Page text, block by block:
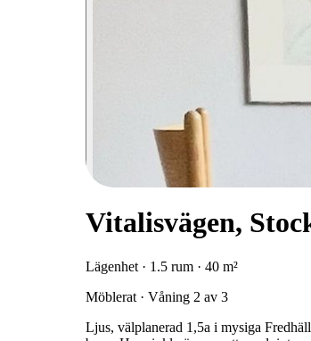
Vitalisvägen,
Lägenhet · 1.5 rum · 40 m²
Möblerat · Våning 2 av 3
Ljus, välplanerad 1,5a i mysiga